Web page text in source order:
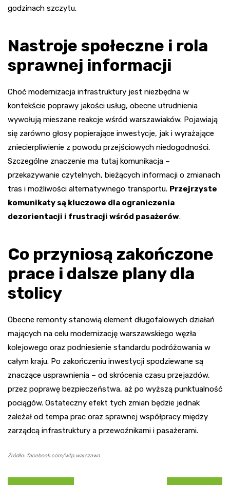
godzinach szczytu.
Nastroje społeczne i rola
sprawnej informacji
Choć modernizacja infrastruktury jest niezbędna w
kontekście poprawy jakości usług, obecne utrudnienia
wywołują mieszane reakcje wśród warszawiaków. Pojawiają
się zarówno głosy popierające inwestycje, jak i wyrażające
zniecierpliwienie z powodu przejściowych niedogodności.
Szczególne znaczenie ma tutaj komunikacja –
przekazywanie czytelnych, bieżących informacji o zmianach
tras i możliwości alternatywnego transportu. Przejrzyste
komunikaty są kluczowe dla ograniczenia
dezorientacji i frustracji wśród pasażerów.
Co przyniosą zakończone
prace i dalsze plany dla
stolicy
Obecne remonty stanowią element długofalowych działań
mających na celu modernizację warszawskiego węzła
kolejowego oraz podniesienie standardu podróżowania w
całym kraju. Po zakończeniu inwestycji spodziewane są
znaczące usprawnienia – od skrócenia czasu przejazdów,
przez poprawę bezpieczeństwa, aż po wyższą punktualność
pociągów. Ostateczny efekt tych zmian będzie jednak
zależał od tempa prac oraz sprawnej współpracy między
zarządcą infrastruktury a przewoźnikami i pasażerami.
Źródło: facebook.com/wtp.warszawa